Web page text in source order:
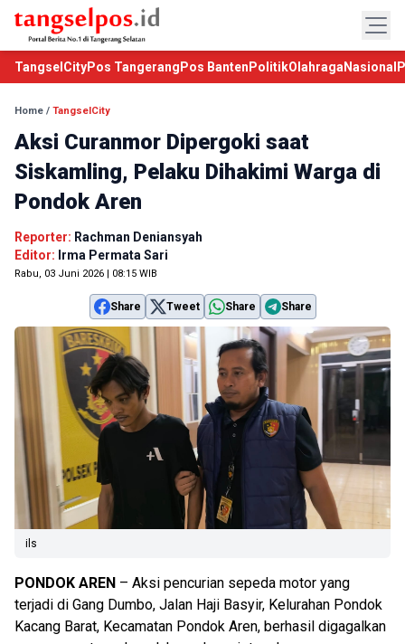
TangselCityPos Tangerang Pos Banten PolitikOlahraga Nasional
Home / TangselCity
Aksi Curanmor Dipergoki saat
Siskamling, Pelaku Dihakimi Warga di
Pondok Aren
Reporter: Rachman Deniansyah
Editor: Irma Permata Sari
Rabu, 03 Juni 2026 | 08:15 WIB
Share Tweet Share Share
ils
PONDOK AREN – Aksi pencurian sepeda motor yang
terjadi di Gang Dumbo, Jalan Haji Basyir, Kelurahan Pondok
Kacang Barat, Kecamatan Pondok Aren, berhasil digagalkan